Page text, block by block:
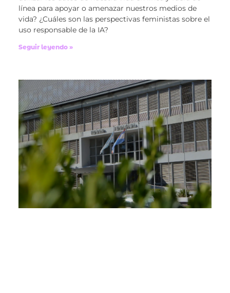
línea para apoyar o amenazar nuestros medios de
vida? ¿Cuáles son las perspectivas feministas sobre el
uso responsable de la IA?
Seguir leyendo »